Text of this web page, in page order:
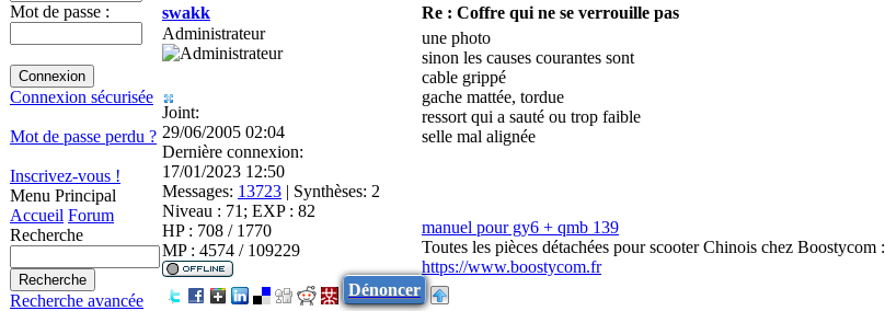
Mot de passe :
Connexion sécurisée
Mot de passe perdu ?
Inscrivez-vous !
Menu Principal
Accueil Forum
Recherche
Recherche avancée
swakk Re : Coffre qui ne se verrouille pas
Administrateur
Joint:
29/06/2005 02:04
Dernière connexion:
17/01/2023 12:50
Messages: 13723 | Synthèses: 2
Niveau : 71; EXP : 82
HP : 708 / 1770
MP : 4574 / 109229
une photo
sinon les causes courantes sont
cable grippé
gache mattée, tordue
ressort qui a sauté ou trop faible
selle mal alignée
manuel pour gy6 + qmb 139
Toutes les pièces détachées pour scooter Chinois chez Boostycom :
https://www.boostycom.fr
Dénoncer